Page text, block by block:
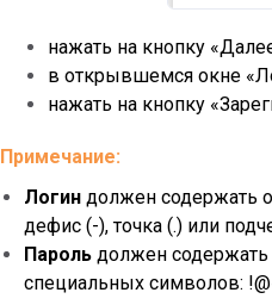
нажать на кнопку
в открывшемся окне
нажать на кнопку
Примечание:
Логин должен содержать
дефис (-), точка (.) или
Пароль должен содержать
специальных символов: